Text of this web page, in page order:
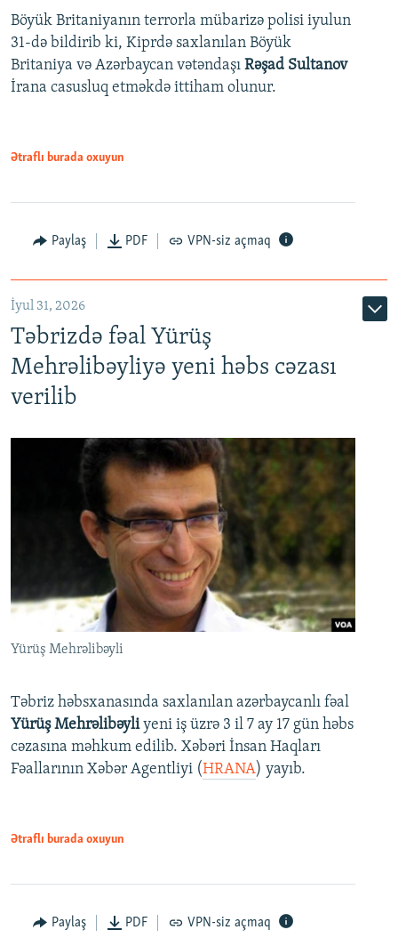
Böyük Britaniyanın terrorla mübarizə polisi iyulun
31-də bildirib ki, Kiprdə saxlanılan Böyük
Britaniya və Azərbaycan vətəndaşı Rəşad Sultanov
İrana casusluq etməkdə ittiham olunur.
Ətraflı burada oxuyun
Paylaş PDF VPN-siz açmaq
İyul 31, 2026
Təbrizdə fəal Yürüş
Mehrəlibəyliyə yeni həbs cəzası
verilib
Yürüş Mehrəlibəyli
Təbriz həbsxanasında saxlanılan azərbaycanlı fəal
Yürüş Mehrəlibəyliyeni iş üzrə 3 il 7 ay 17 gün həbs
cəzasına məhkum edilib. Xəbəri İnsan Haqları
Fəallarının Xəbər Agentliyi (HRANA) yayıb.
Ətraflı burada oxuyun
Paylaş PDF VPN-siz açmaq